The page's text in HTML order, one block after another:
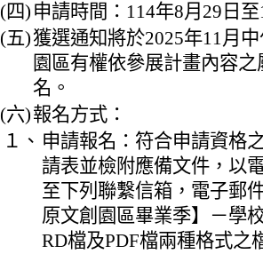
(四) 申請時間：114年8月29日
(五)獲選通知將於2025年11月
園區有權依參展計畫內容
名。
(六)報名方式：
１、 申請報名：符合申請資格
請表並檢附應備文件，以
至下列聯繫信箱，電子郵
原文創園區畢業季】－學
RD檔及PDF檔兩種格式